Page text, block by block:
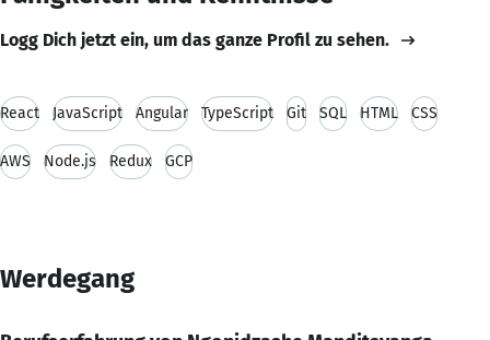
Logg Dich jetzt ein, um das ganze Profil zu sehen.
React JavaScript Angular TypeScript Git SQL HTML CSS
AWS Node.js Redux GCP
Werdegang